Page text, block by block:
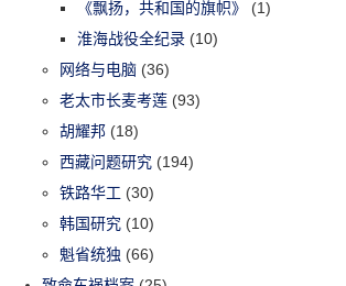
《飘扬，共和国的旗帜》
(1)
淮海战役全纪录 (10)
网络与电脑 (36)
老太市长麦考莲 (93)
胡耀邦 (18)
西藏问题研究 (194)
铁路华工 (30)
韩国研究 (10)
魁省统独 (66)